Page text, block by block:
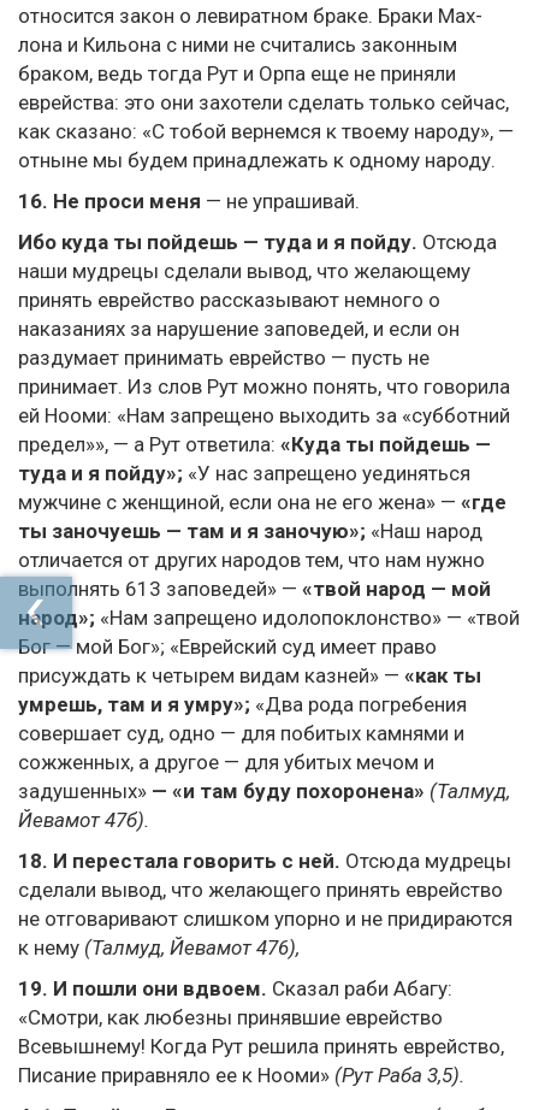
относится закон о левиратном браке. Браки Мах-
лона и Кильона с ними не считались законным
браком, ведь тогда Рут и Орпа еще не приняли
еврейства: это они захотели сделать только сейчас,
как сказано: «С тобой вернемся к твоему народу», —
отныне мы будем принадлежать к одному народу.
16. Не проси меня — не упрашивай.
Ибо куда ты пойдешь — туда и я пойду. Отсюда
наши мудрецы сделали вывод, что желающему
принять еврейство рассказывают немного о
наказаниях за нарушение заповедей, и если он
раздумает принимать еврейство — пусть не
принимает. Из слов Рут можно понять, что говорила
ей Нооми: «Нам запрещено выходить за «субботний
предел»», — а Рут ответила: «Куда ты пойдешь —
туда и я пойду»; «У нас запрещено уединяться
мужчине с женщиной, если она не его жена» — «где
ты заночуешь — там и я заночую»; «Наш народ
отличается от других народов тем, что нам нужно
выполнять 613 заповедей» — «твой народ — мой
народ»; «Нам запрещено идолопоклонство» — «твой
Бог — мой Бог»; «Еврейский суд имеет право
присуждать к четырем видам казней» — «как ты
умрешь, там и я умру»; «Два рода погребения
совершает суд, одно — для побитых камнями и
сожженных, а другое — для убитых мечом и
задушенных» — «и там буду похоронена» (Талмуд,
Йевамот 47б).
18. И перестала говорить с ней. Отсюда мудрецы
сделали вывод, что желающего принять еврейство
не отговаривают слишком упорно и не придираются
к нему (Талмуд, Йевамот 476),
19. И пошли они вдвоем. Сказал раби Абагу:
«Смотри, как любезны принявшие еврейство
Всевышнему! Когда Рут решила принять еврейство,
Писание приравняло ее к Нооми» (Рут Раба 3,5).